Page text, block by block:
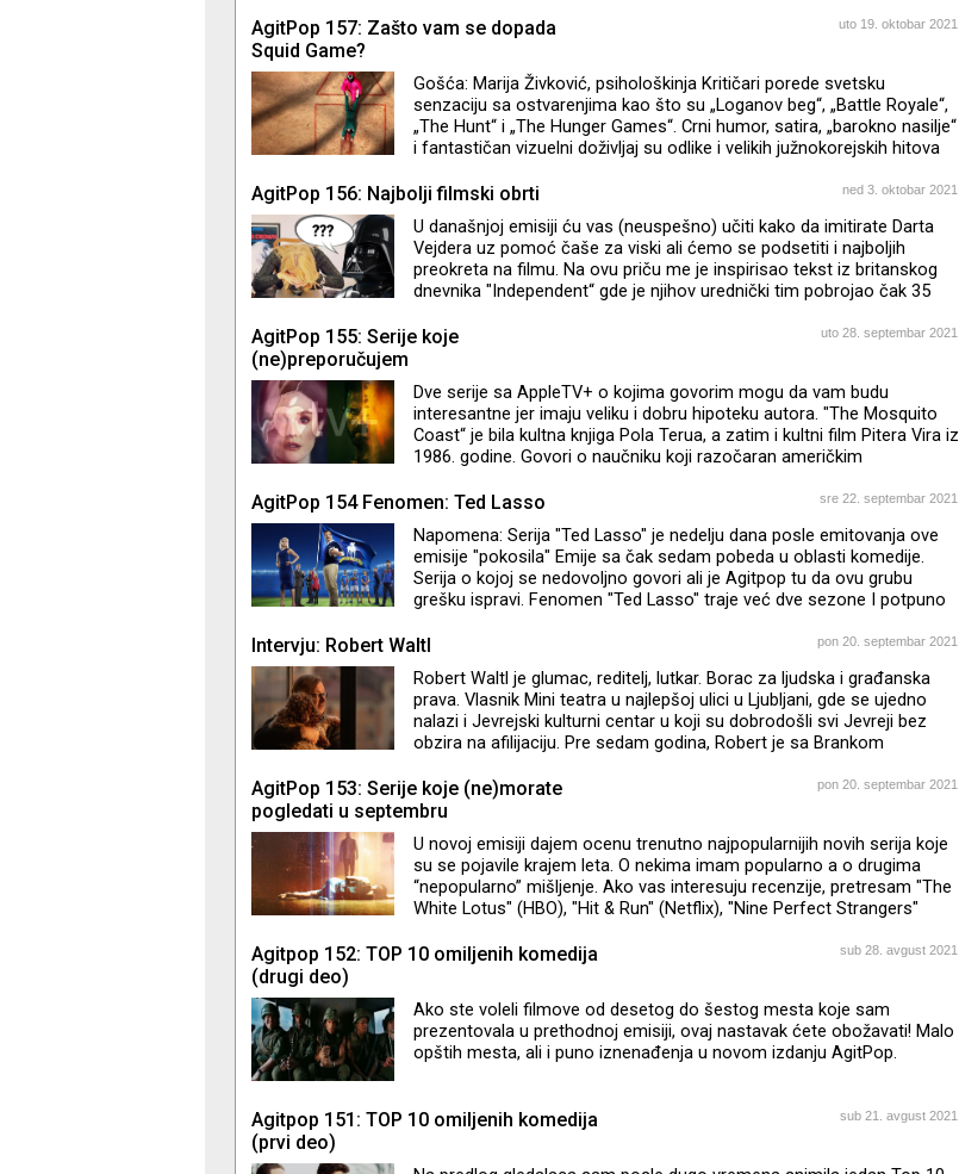
AgitPop 157: Zašto vam se dopada
Squid Game?
uto 19. oktobar 2021.
Gošća: Marija Živković, psihološkinja Kritičari porede svetsku
senzaciju sa ostvarenjima kao što su „Loganov beg“, „Battle Royale“,
„The Hunt“ i „The Hunger Games“. Crni humor, satira, „barokno nasilje“
i fantastičan vizuelni doživljaj su odlike i velikih južnokorejskih hitova
analitičari se pitaju zašto je „Squid Game“ ovako odjeknuo baš sada –
otupelošću na smrt, odnosima Seula i Pjongjanga…Da li su broje
AgitPop 156: Najbolji filmski obrti ned 3. oktobar 2021.
U današnjoj emisiji ću vas (neuspešno) učiti kako da imitirate Darta
Vejdera uz pomoć čaše za viski ali ćemo se podsetiti i najboljih
preokreta na filmu. Na ovu priču me je inspirisao tekst iz britanskog
dnevnika "Independent“ gde je njihov urednički tim pobrojao čak 35
se i ne nalaze na spisku kolega iz Engleske
AgitPop 155: Serije koje
(ne)preporučujem
uto 28. septembar 2021.
Dve serije sa AppleTV+ o kojima govorim mogu da vam budu
interesantne jer imaju veliku i dobru hipoteku autora. "The Mosquito
Coast“ je bila kultna knjiga Pola Terua, a zatim i kultni film Pitera Vira iz
1986. godine. Govori o naučniku koji razočaran američkim
komaraca. Naravno, tamo se suočavaju sa novim i drugačijim
učestvovao u pisanju scenarija. Glavnu ulogu igra njegov bratanac –
Džastin Teru. "Lisey’s Stor
AgitPop 154 Fenomen: Ted Lasso sre 22. septembar 2021.
Napomena: Serija "Ted Lasso" je nedelju dana posle emitovanja ove
emisije "pokosila" Emije sa čak sedam pobeda u oblasti komedije.
Serija o kojoj se nedovoljno govori ali je Agitpop tu da ovu grubu
grešku ispravi. Fenomen "Ted Lasso" traje već dve sezone I potpuno
TV+ Jason Sudeikis je u međuvremenu raskinuo sa svojom
Stajlsu, ali je zato ostvario neverovatan uspeh likom Teda Lasa koji je I
kre
Intervju: Robert Waltl pon 20. septembar 2021.
Robert Waltl je glumac, reditelj, lutkar. Borac za ljudska i građanska
prava. Vlasnik Mini teatra u najlepšoj ulici u Ljubljani, gde se ujedno
nalazi i Jevrejski kulturni centar u koji su dobrodošli svi Jevreji bez
obzira na afilijaciju. Pre sedam godina, Robert je sa Brankom
Hišu strpnosti - Kuću tolerancije. Ovo je filmski festival ali i festival
jevrejske kulture i promocije tolerancije. Održavaju se književne večeri,
AgitPop 153: Serije koje (ne)morate
pogledati u septembru
pon 20. septembar 2021.
U novoj emisiji dajem ocenu trenutno najpopularnijih novih serija koje
su se pojavile krajem leta. O nekima imam popularno a o drugima
“nepopularno” mišljenje. Ako vas interesuju recenzije, pretresam "The
White Lotus" (HBO), "Hit & Run" (Netflix), "Nine Perfect Strangers"
Agitpop 152: TOP 10 omiljenih komedija
(drugi deo)
sub 28. avgust 2021.
Ako ste voleli filmove od desetog do šestog mesta koje sam
prezentovala u prethodnoj emisiji, ovaj nastavak ćete obožavati! Malo
opštih mesta, ali i puno iznenađenja u novom izdanju AgitPop.
Agitpop 151: TOP 10 omiljenih komedija
(prvi deo)
sub 21. avgust 2021.